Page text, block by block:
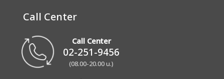
Call Center
Call Center
02-251-9456
(08.00-20.00 น.)